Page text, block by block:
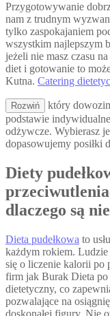
Przygotowywanie
nam z trudnym
tylko zaspokajaniem
wszystkim najlepszym
jeżeli nie masz czasu
diet i gotowanie to
Kutna. Catering
Rozwiń
który
podstawie
odżywcze. Wybierasz
dopasowujemy posiłki
Diety
dlaczego są
Dieta pudełkowa to
każdym rokiem.
się o liczenie kalorii po
firm jak Burak Dieta po
dietetyczny, co
pozwalające na
doskonałej figury. Nie